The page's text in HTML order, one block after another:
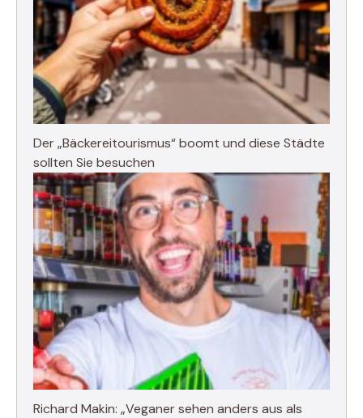
Der „Bäckereitourismus“ boomt und diese Städte
sollten Sie besuchen
Richard Makin: „Veganer sehen anders aus als